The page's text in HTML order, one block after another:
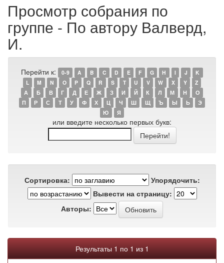
Просмотр собрания по
группе - По автору Валверд,
И.
Перейти к: 0-9 A B C D E F G H I J
K
L
M N O P Q R S T U V W X Y
Z
А
Б В Г Д Е Ж З И Й К Л М Н
О
П
Р С Т У Ф Х Ц Ч Ш Щ Ъ Ы Ь
Э
Ю
Я
или введите несколько первых букв:
Сортировка:
Упорядочить:
Вывести на страницу:
Авторы:
Результаты 1 по 1 из 1